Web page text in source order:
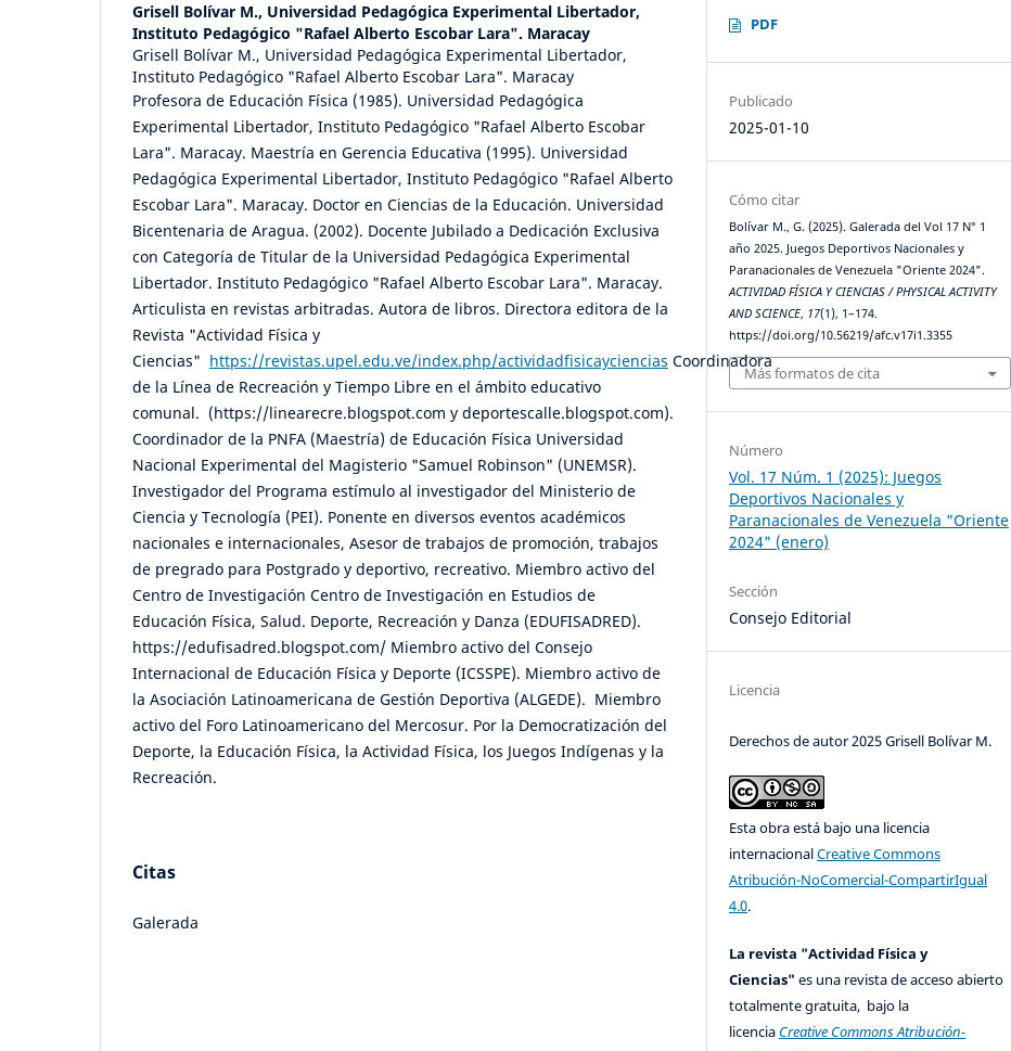
Grisell Bolívar M., Universidad Pedagógica Experimental Libertador,
Instituto Pedagógico "Rafael Alberto Escobar Lara". Maracay
Grisell Bolívar M., Universidad Pedagógica Experimental Libertador,
Instituto Pedagógico "Rafael Alberto Escobar Lara". Maracay
Profesora de Educación Física (1985). Universidad Pedagógica
Experimental Libertador, Instituto Pedagógico "Rafael Alberto Escobar
Lara". Maracay. Maestría en Gerencia Educativa (1995). Universidad
Pedagógica Experimental Libertador, Instituto Pedagógico "Rafael Alberto
Escobar Lara". Maracay. Doctor en Ciencias de la Educación. Universidad
Bicentenaria de Aragua. (2002). Docente Jubilado a Dedicación Exclusiva
con Categoría de Titular de la Universidad Pedagógica Experimental
Libertador. Instituto Pedagógico "Rafael Alberto Escobar Lara". Maracay.
Articulista en revistas arbitradas. Autora de libros. Directora editora de la
Revista "Actividad Física y
Ciencias" https://revistas.upel.edu.ve/index.php/actividadfisicayciencias Coordinadora
de la Línea de Recreación y Tiempo Libre en el ámbito educativo
comunal. (https://linearecre.blogspot.com y deportescalle.blogspot.com).
Coordinador de la PNFA (Maestría) de Educación Física Universidad
Nacional Experimental del Magisterio "Samuel Robinson" (UNEMSR).
Investigador del Programa estímulo al investigador del Ministerio de
Ciencia y Tecnología (PEI). Ponente en diversos eventos académicos
nacionales e internacionales, Asesor de trabajos de promoción, trabajos
de pregrado para Postgrado y deportivo, recreativo. Miembro activo del
Centro de Investigación Centro de Investigación en Estudios de
Educación Física, Salud. Deporte, Recreación y Danza (EDUFISADRED).
https://edufisadred.blogspot.com/ Miembro activo del Consejo
Internacional de Educación Física y Deporte (ICSSPE). Miembro activo de
la Asociación Latinoamericana de Gestión Deportiva (ALGEDE). Miembro
activo del Foro Latinoamericano del Mercosur. Por la Democratización del
Deporte, la Educación Física, la Actividad Física, los Juegos Indígenas y la
Recreación.
Citas
Galerada
PDF
Publicado
2025-01-10
Cómo citar
Bolívar M., G. (2025). Galerada del Vol 17 N° 1
año 2025. Juegos Deportivos Nacionales y
Paranacionales de Venezuela "Oriente 2024".
ACTIVIDAD FÍSICA Y CIENCIAS / PHYSICAL ACTIVITY
AND SCIENCE, 17(1), 1–174.
https://doi.org/10.56219/afc.v17i1.3355
Más formatos de cita
Número
Vol. 17 Núm. 1 (2025): Juegos
Deportivos Nacionales y
Paranacionales de Venezuela "Oriente
2024" (enero)
Sección
Consejo Editorial
Licencia
Derechos de autor 2025 Grisell Bolívar M.
Esta obra está bajo una licencia
internacionalCreative Commons
Atribución-NoComercial-CompartirIgual
4.0.
La revista "Actividad Física y
Ciencias"es una revista de acceso abierto
totalmente gratuita, bajo la
licencia Creative Commons Atribución-